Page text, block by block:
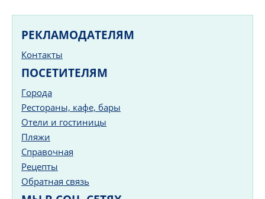
РЕКЛАМОДАТЕЛЯМ
Контакты
ПОСЕТИТЕЛЯМ
Города
Рестораны, кафе, бары
Отели и гостиницы
Пляжи
Справочная
Рецепты
Обратная связь